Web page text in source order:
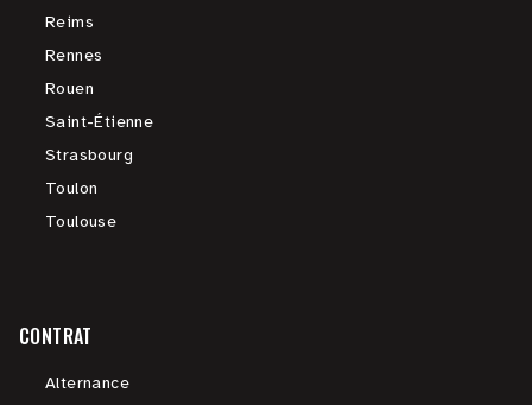
Reims
Rennes
Rouen
Saint-Étienne
Strasbourg
Toulon
Toulouse
CONTRAT
Alternance